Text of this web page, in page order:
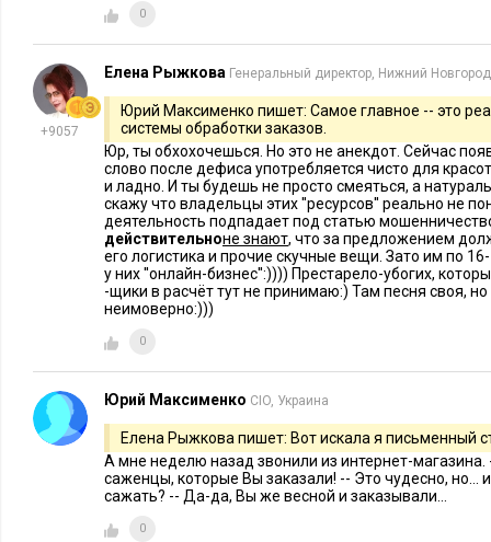
финансовых). Почему это важно? В мире копируется и
продукт), кроме бренда и его места
в сознании потребителя. Задача интернет-магазина –
посещения. Ключ к привлечению посетителей и
посетителей в покупателей) – разнообразие каналов
клиентами с первого дня работы интернет-магазина и до
Если компания сидит только на так называемом
и контекстной рекламе), значит, она идет по пути
посетители интернет-магазина пришли с уже
посмотреть или купить. А политика продаж любого
предлагайте товар, а не ждите, пока о нем кто-то спросит.
У крупнейших интернет-магазинов мира насчитывается до
трафика, то есть в интернет-магазины лидеров рынка
поисковых систем. Более того, на долю поисковых систем
посетителей. Партнерские ресурсы приводят 5%
электронные рассылки, которые делает интернет-магазин –
порталы – около 7%. Задача службы маркетинга и
0
+9057
Елена Рыжкова Генеральный директор, Нижний Новгород
Юрий Максименко пишет: Самое главное -- это
системы обработки заказов.
Юр, ты обхохочешься. Но это не анекдот. Сейчас
слово после дефиса употребляется чисто для
и ладно. И ты будешь не просто смеяться, а
скажу что владельцы этих ''ресурсов'' реально не
деятельность подпадает под статью
действительноне знают, что за предложением
его логистика и прочие скучные вещи. Зато им по
у них ''онлайн-бизнес'':)))) Престарело-убогих,
-щики в расчёт тут не принимаю:) Там песня своя,
неимоверно:)))
0
Юрий Максименко CIO, Украина
Елена Рыжкова пишет: Вот искала я письменный
А мне неделю назад звонили из интернет-
саженцы, которые Вы заказали! -- Это чудесно, но...
сажать? -- Да-да, Вы же весной и заказывали...
0